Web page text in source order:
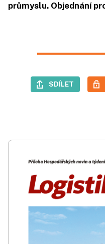
průmyslu. Objednání
SDÍLET